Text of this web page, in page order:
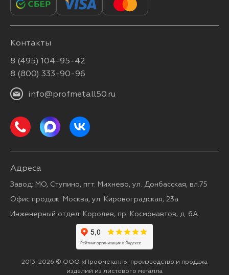
Контакты
8 (495) 104-95-42
8 (800) 333-90-96
info@profmetall50.ru
Адреса
Завод: МО, Ступино, пгт. Михнево, ул. Донбасская, вл.75
Офис продаж: Москва, ул. Кировоградская, 23а
Инженерный отдел: Королев, пр. Космонавтов, д. 6А
2013-2026 © ООО «Профметалл»: производство и продажа
изделий из листового металла